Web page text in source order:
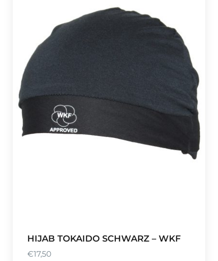
HIJAB TOKAIDO SCHWARZ – WKF
€17,50